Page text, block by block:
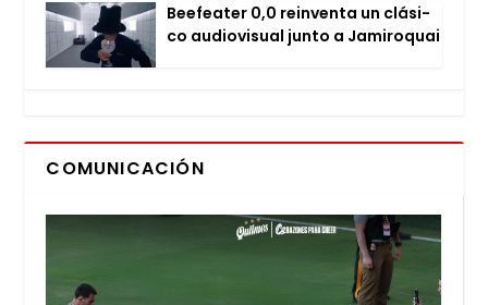
Bee­fea­ter 0,0 rein­ven­ta un clá­si­
co audio­vi­sual jun­to a Jami­ro­quai
COMUNICACIÓN